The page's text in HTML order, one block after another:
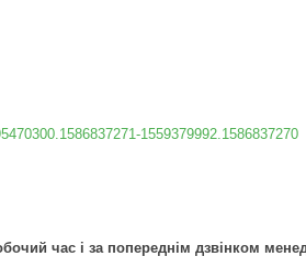
1559379992.1586837270
час і за попереднім дзвінком